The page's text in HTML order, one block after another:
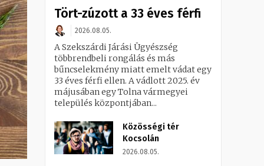
Tört-zúzott a 33 éves férfi
2026.08.05.
A Szekszárdi Járási Ügyészség
többrendbeli rongálás és más
bűncselekmény miatt emelt vádat egy
33 éves férfi ellen. A vádlott 2025. év
májusában egy Tolna vármegyei
település központjában...
Közösségi tér
Kocsolán
2026.08.05.